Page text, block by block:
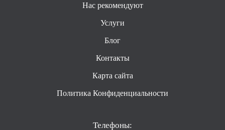
Нас рекомендуют
Услуги
Блог
Контакты
Карта сайта
Политика Конфиденциальности
Телефоны: